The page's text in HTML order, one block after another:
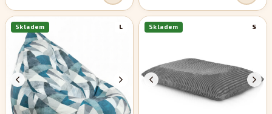
L
Skladem S
Skladem